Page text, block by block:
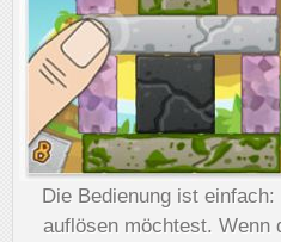
Die Bedienung ist
auflösen möchtest. Wenn